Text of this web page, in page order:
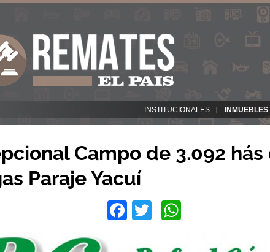
INSTITUCIONALES INMUEBLES
Campo de 3.092 hás
Paraje Yacuí
Facebook
Twitter